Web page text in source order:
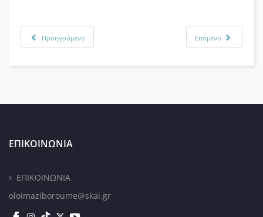
Προηγούμενο Επόμενο
ΕΠΙΚΟΙΝΩΝΙΑ
ΕΠΙΚΟΙΝΩΝΙΑ
oloimaziboroume@skai.gr